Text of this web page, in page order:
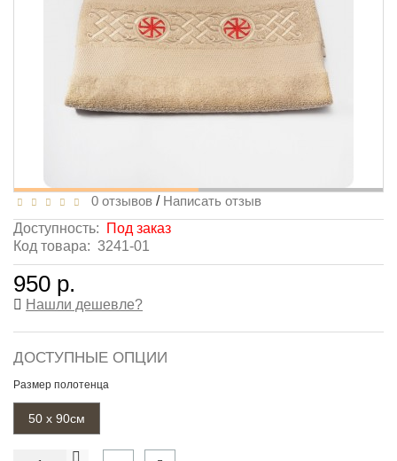
0 отзывов / Написать отзыв
Доступность:
Под заказ
Код товара: 3241-01
950 р.
Нашли дешевле?
ДОСТУПНЫЕ ОПЦИИ
Размер полотенца
50 х 90см